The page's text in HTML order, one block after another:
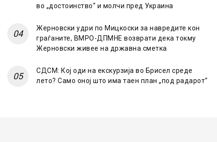
во „достоинство“ и молчи пред Украина
Жерновски удри по Мицкоски за навредите кон
граѓаните, ВМРО-ДПМНЕ возврати дека токму
Жерновски живее на државна сметка
СДСМ: Кој оди на екскурзија во Брисел среде
лето? Само оној што има таен план „под радарот“